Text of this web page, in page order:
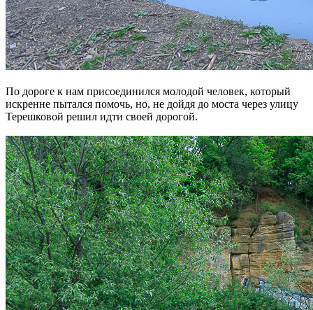
По дороге к нам присоединился молодой человек, который
искренне пытался помочь, но, не дойдя до моста через улицу
Терешковой решил идти своей дорогой.